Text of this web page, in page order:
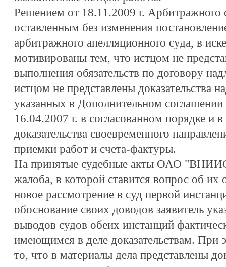
Решением от 18.11.2009 г. Арбитражного
оставленным без изменения
арбитражного апелляционного суда, в
мотивированы тем, что истцом не
выполнения обязательств по договору
истцом не представлены доказательства
указанных в Дополнительном
16.04.2007 г. в согласованном порядке и
доказательства своевременного
приемки работ и счета-фактуры.
На принятые судебные акты ОАО
жалоба, в которой ставится вопрос об их
новое рассмотрение в суд первой
обоснование своих доводов заявитель
выводов судов обеих инстанций
имеющимся в деле доказательствам. При
то, что в материалы дела представлены